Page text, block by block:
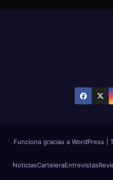
Funciona gracias a WordPress
NoticiasCarteleraEntrevistas